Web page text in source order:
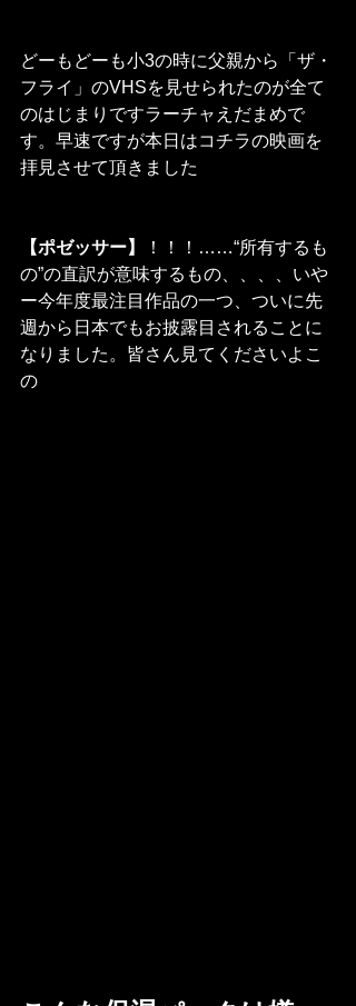
どーもどーも小3の時に父親から「ザ・
フライ」のVHSを見せられたのが全て
のはじまりですラーチャえだまめで
す。早速ですが本日はコチラの映画を
拝見させて頂きました
【ポゼッサー】
！！！……“所有するも
の”の直訳が意味するもの、、、、いや
ー今年度最注目作品の一つ、ついに先
週から日本でもお披露目されることに
なりました。皆さん見てくださいよこ
の